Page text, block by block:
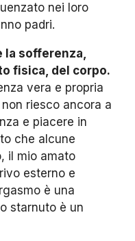
nei loro
padri.
la sofferenza,
fisica, del corpo.
vera e propria
riesco ancora a
e piacere in
che alcune
il mio amato
esterno e
è una
starnuto è un